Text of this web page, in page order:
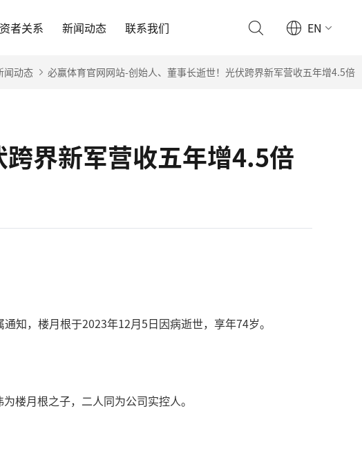
者关系 新闻动态 联系我们 EN
闻动态 必赢体育官网网站-创始人、董事长逝世！光伏跨界新军营收五年增4.5倍
界新军营收五年增4.5倍
知，楼月根于2023年12月5日因病逝世，享年74岁。
楼月根之子，二人同为公司实控人。